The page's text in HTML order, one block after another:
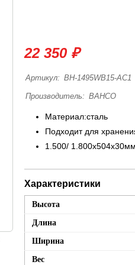
22 350 ₽
Артикул: BH-1495WB15-AC1
Производитель: BAHCO
Материал:сталь
Подходит для
1.500/
Характеристики
Высота
Длина
Ширина
Вес